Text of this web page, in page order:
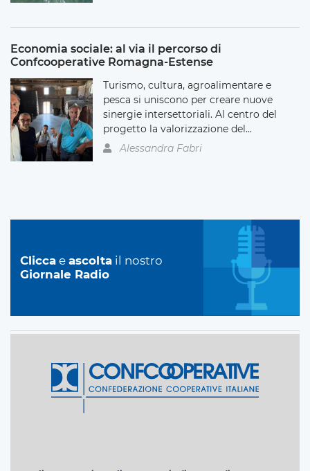
Economia sociale: al via il percorso di
Confcooperative Romagna-Estense
Turismo, cultura, agroalimentare e
pesca si uniscono per creare nuove
sinergie intersettoriali. Al centro del
progetto la valorizzazione del...
Alessandra Fabri
Clicca e ascolta il nostro
Giornale Radio